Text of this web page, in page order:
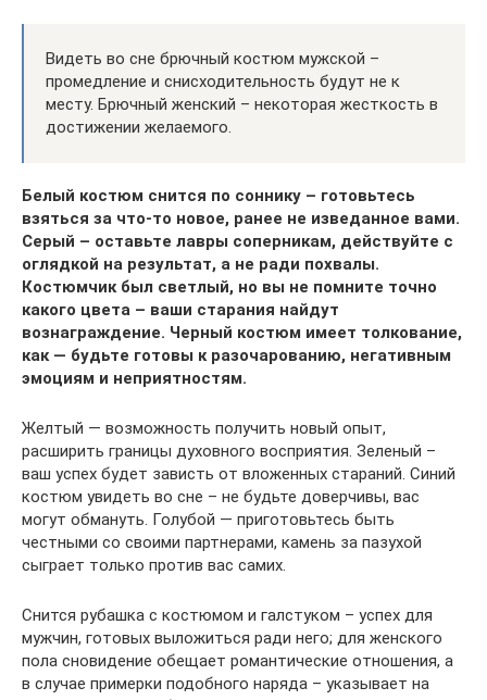
Видеть во сне брючный костюм мужской –
промедление и снисходительность будут не к
месту. Брючный женский – некоторая жесткость в
достижении желаемого.
Белый костюм снится по соннику – готовьтесь
взяться за что-то новое, ранее не изведанное вами.
Серый – оставьте лавры соперникам, действуйте с
оглядкой на результат, а не ради похвалы.
Костюмчик был светлый, но вы не помните точно
какого цвета – ваши старания найдут
вознаграждение. Черный костюм имеет толкование,
как — будьте готовы к разочарованию, негативным
эмоциям и неприятностям.
Желтый — возможность получить новый опыт,
расширить границы духовного восприятия. Зеленый –
ваш успех будет зависть от вложенных стараний. Синий
костюм увидеть во сне – не будьте доверчивы, вас
могут обмануть. Голубой — приготовьтесь быть
честными со своими партнерами, камень за пазухой
сыграет только против вас самих.
Снится рубашка с костюмом и галстуком – успех для
мужчин, готовых выложиться ради него; для женского
пола сновидение обещает романтические отношения, а
в случае примерки подобного наряда – указывает на